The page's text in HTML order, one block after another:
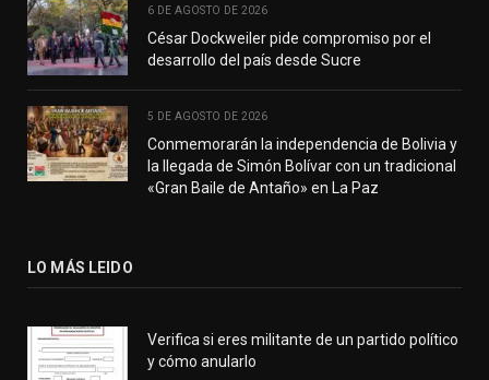
6 DE AGOSTO DE 2026
César Dockweiler pide compromiso por el
desarrollo del país desde Sucre
5 DE AGOSTO DE 2026
Conmemorarán la independencia de Bolivia y
la llegada de Simón Bolívar con un tradicional
«Gran Baile de Antaño» en La Paz
LO MÁS LEIDO
Verifica si eres militante de un partido político
y cómo anularlo